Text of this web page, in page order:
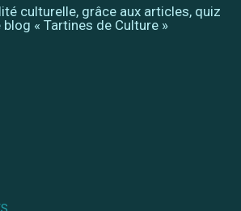
culturelle, grâce aux articles, quiz
« Tartines de Culture »